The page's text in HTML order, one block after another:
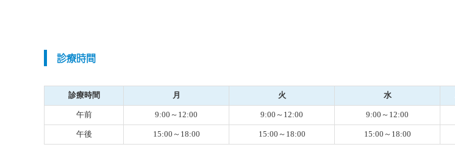
診療時間
診療時間 月 火 水
午前 9:00～12:00 9:00～12:00 9:00～12:00
午後 15:00～18:00 15:00～18:00 15:00～18:00